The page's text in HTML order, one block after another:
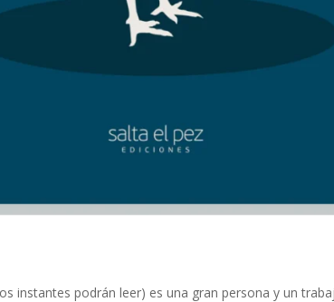
instantes podrán leer) es una gran persona y un